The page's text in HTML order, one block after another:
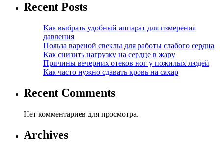
Recent Posts
Как выбрать удобный аппарат для измерения
давления
Польза вареной свеклы для работы слабого сердца
Как снизить нагрузку на сердце в жару
Причины вечерних отеков ног у пожилых людей
Как часто нужно сдавать кровь на сахар
Recent Comments
Нет комментариев для просмотра.
Archives